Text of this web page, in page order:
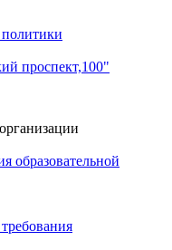
проспект,100"
образовательной